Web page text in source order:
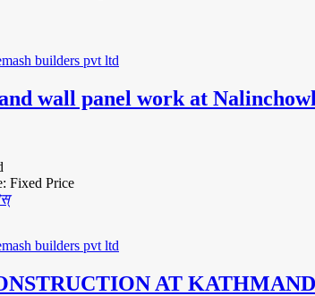
builders pvt ltd
wall panel work at
Fixed Price
builders pvt ltd
AT